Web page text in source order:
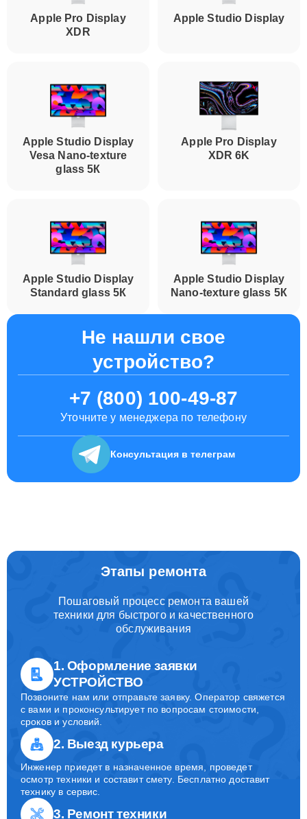
Apple Pro Display
XDR
Apple Studio Display
Apple Studio Display
Vesa Nano-texture
glass 5К
Apple Pro Display
XDR 6K
Apple Studio Display
Standard glass 5К
Apple Studio Display
Nano-texture glass 5К
Не нашли свое
устройство?
+7 (800) 100-49-87
Уточните у менеджера по телефону
Консультация в телеграм
Этапы ремонта
Пошаговый процесс ремонта вашей
техники для быстрого и качественного
обслуживания
1. Оформление заявки
УСТРОЙСТВО
Позвоните нам или отправьте заявку. Оператор свяжется
с вами и проконсультирует по вопросам стоимости,
сроков и условий.
2. Выезд курьера
Инженер приедет в назначенное время, проведет
осмотр техники и составит смету. Бесплатно доставит
технику в сервис.
3. Ремонт техники